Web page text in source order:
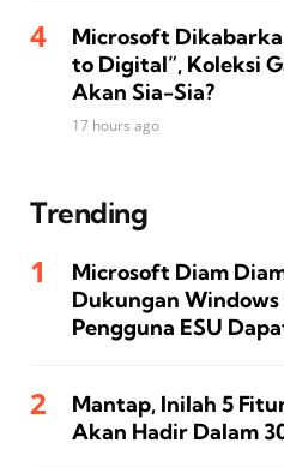
Microsoft
to Digital”, Koleksi
Akan Sia-Sia?
17 hours ago
Trending
Microsoft Diam
Dukungan Windows
Pengguna ESU
Mantap, Inilah 5
Akan Hadir Dalam